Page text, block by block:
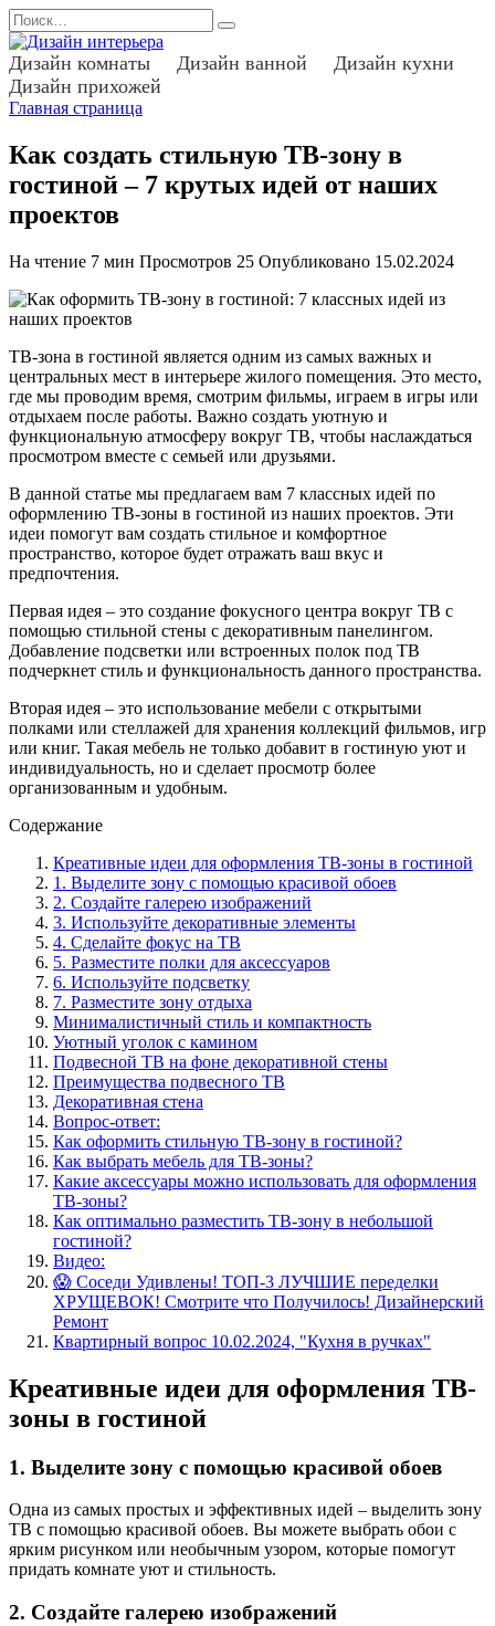
Перейти
к
содержанию
Search
for:
Дизайн комнаты Дизайн ванной
Дизайн кухни
Дизайн прихожей
Главная страница
Как создать стильную ТВ-зону в
гостиной – 7 крутых идей от наших
проектов
На чтение 7 мин Просмотров 25 Опубликовано 15.02.2024
ТВ-зона в гостиной является одним из самых важных и
центральных мест в интерьере жилого помещения. Это место,
где мы проводим время, смотрим фильмы, играем в игры или
отдыхаем после работы. Важно создать уютную и
функциональную атмосферу вокруг ТВ, чтобы наслаждаться
просмотром вместе с семьей или друзьями.
В данной статье мы предлагаем вам 7 классных идей по
оформлению ТВ-зоны в гостиной из наших проектов. Эти
идеи помогут вам создать стильное и комфортное
пространство, которое будет отражать ваш вкус и
предпочтения.
Первая идея – это создание фокусного центра вокруг ТВ с
помощью стильной стены с декоративным панелингом.
Добавление подсветки или встроенных полок под ТВ
подчеркнет стиль и функциональность данного пространства.
Вторая идея – это использование мебели с открытыми
полками или стеллажей для хранения коллекций фильмов, игр
или книг. Такая мебель не только добавит в гостиную уют и
индивидуальность, но и сделает просмотр более
организованным и удобным.
Содержание
Креативные идеи для оформления ТВ-зоны в гостиной
1. Выделите зону с помощью красивой обоев
2. Создайте галерею изображений
3. Используйте декоративные элементы
4. Сделайте фокус на ТВ
5. Разместите полки для аксессуаров
6. Используйте подсветку
7. Разместите зону отдыха
Минималистичный стиль и компактность
Уютный уголок с камином
Подвесной ТВ на фоне декоративной стены
Преимущества подвесного ТВ
Декоративная стена
Вопрос-ответ:
Как оформить стильную ТВ-зону в гостиной?
Как выбрать мебель для ТВ-зоны?
Какие аксессуары можно использовать для оформления
ТВ-зоны?
Как оптимально разместить ТВ-зону в небольшой
гостиной?
Видео:
😱 Соседи Удивлены! ТОП-3 ЛУЧШИЕ переделки
ХРУЩЕВОК! Смотрите что Получилось! Дизайнерский
Ремонт
Квартирный вопрос 10.02.2024, "Кухня в ручках"
Креативные идеи для оформления ТВ-
зоны в гостиной
1. Выделите зону с помощью красивой обоев
Одна из самых простых и эффективных идей – выделить зону
ТВ с помощью красивой обоев. Вы можете выбрать обои с
ярким рисунком или необычным узором, которые помогут
придать комнате уют и стильность.
2. Создайте галерею изображений